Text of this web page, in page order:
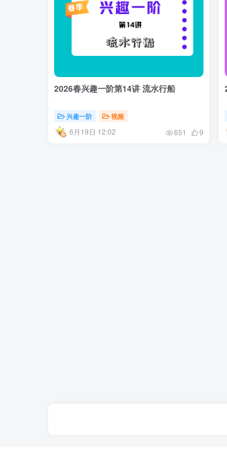
2026春兴趣一阶第14讲 流水行船
兴趣一阶 视频
6月19日 12:02 651 9